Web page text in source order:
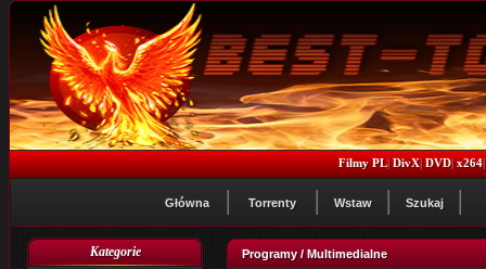
Filmy PL|DivX|DVD|x264
Główna Torrenty Wstaw Szukaj
Kategorie Programy / Multimedialne